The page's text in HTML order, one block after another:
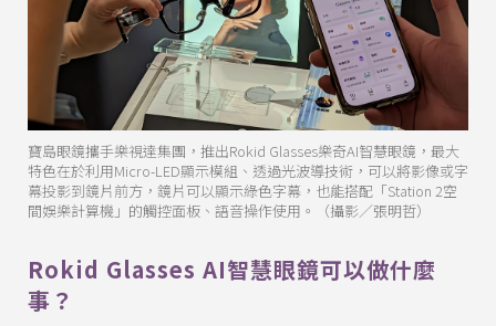
寶島眼鏡攜手樂視達集團，推出Rokid Glasses樂奇AI智慧眼鏡，最大
特色在於利用Micro-LED顯示模組、透過光波導技術，可以將影像或字
幕投影到鏡片前方，鏡片可以顯示綠色字幕，也能搭配「Station 2空
間娛樂計算機」的觸控面板、語音操作使用。（攝影／張明哲）
Rokid Glasses AI智慧眼鏡可以做什麼
事？